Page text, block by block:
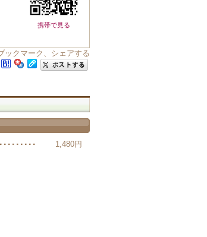
携帯で見る
ックマーク、シェアする
1,480円